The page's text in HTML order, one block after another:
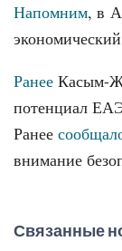
Напомним, в
Ранее Касым-
потенциал
Ранее
внимание
Связанные